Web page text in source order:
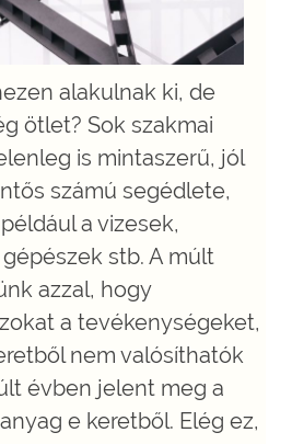
alakulnak ki, de
ötlet? Sok szakmai
is mintaszerű, jól
számú segédlete,
a vizesek,
stb. A múlt
azzal, hogy
a tevékenységeket,
nem valósíthatók
évben jelent meg a
e keretből. Elég ez,